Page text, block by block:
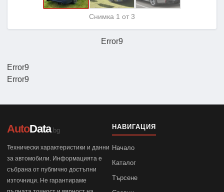
Error9
Снимка 1 от 3
Error9
Error9
AutoData.bg
Технически характеристики и данни
за автомобили. Информацията е
събрана от публично достъпни
източници. Не гарантираме
НАВИГАЦИЯ
Начало
Каталог
Търсене